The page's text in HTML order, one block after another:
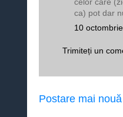
ca) pot dar
10
Trimiteți un
Postare mai nouă